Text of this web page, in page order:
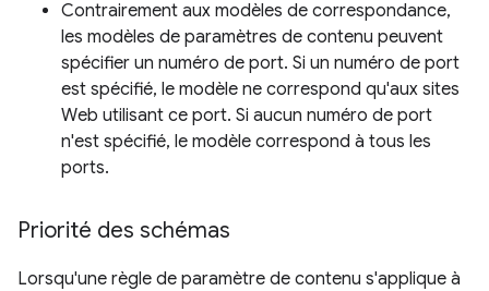
Contrairement aux modèles de correspondance,
les modèles de paramètres de contenu peuvent
spécifier un numéro de port. Si un numéro de port
est spécifié, le modèle ne correspond qu'aux sites
Web utilisant ce port. Si aucun numéro de port
n'est spécifié, le modèle correspond à tous les
ports.
Priorité des schémas
Lorsqu'une règle de paramètre de contenu s'applique à